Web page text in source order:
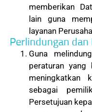
memberikan
lain guna
layanan
Perlindungan
Guna
peraturan yang
meningkatkan
sebagai
Persetujuan